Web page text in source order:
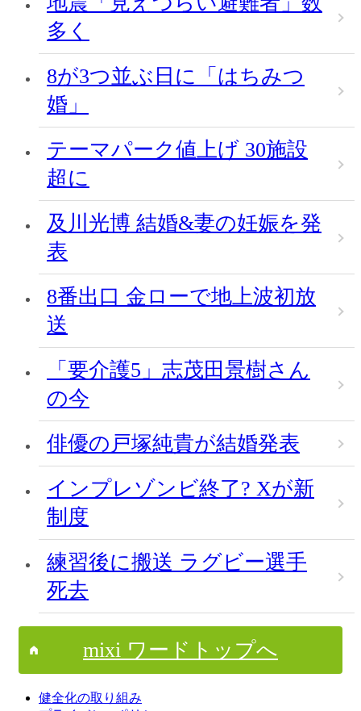
多く
8が3つ並ぶ日に「はちみつ
婚」
テーマパーク値上げ 30施設
超に
及川光博 結婚&妻の妊娠を発
表
8番出口 金ローで地上波初放
送
「要介護5」志茂田景樹さん
の今
俳優の戸塚純貴が結婚発表
インプレゾンビ終了? Xが新
制度
練習後に搬送 ラグビー選手
死去
mixi ワードトップへ
健全化の取り組み